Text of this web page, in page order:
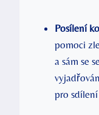
Posílení
pomoci
a sám se
pro